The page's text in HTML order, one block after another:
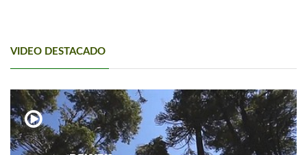
VIDEO DESTACADO